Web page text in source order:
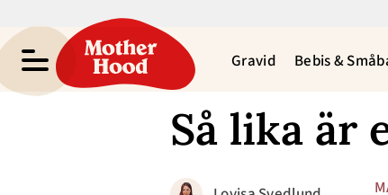
Gravid Bebis &
Så lika är